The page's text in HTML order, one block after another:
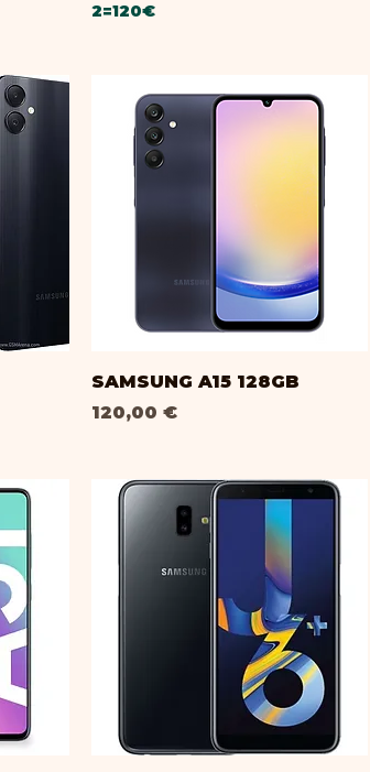
2=120€
SAMSUNG A15 128GB
Prix
120,00 €